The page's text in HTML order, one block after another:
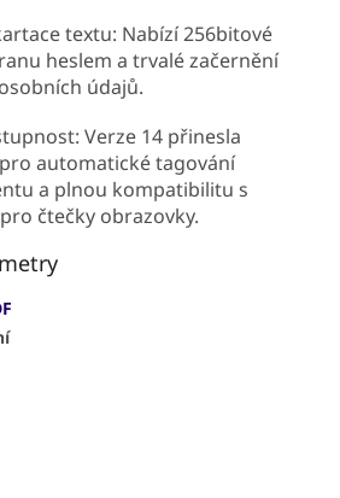
textu: Nabízí 256bitové
heslem a trvalé začernění
údajů.
Verze 14 přinesla
automatické tagování
a plnou kompatibilitu s
čtečky obrazovky.